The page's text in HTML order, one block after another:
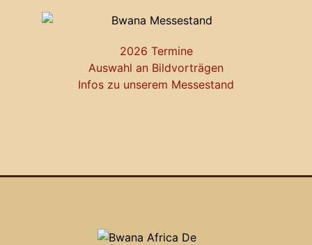
2026 Termine
Auswahl an Bildvorträgen
Infos zu unserem Messestand